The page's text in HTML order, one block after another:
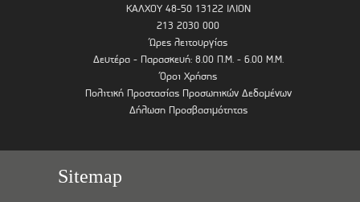
ΚΑΛΧΟΥ 48-50 13122 ΙΛΙΟΝ
213 2030 000
Ώρες λειτουργίας
Δευτέρα - Παρασκευή: 8.00 Π.Μ. - 6.00 Μ.Μ.
Όροι Χρήσης
Πολιτική Προστασίας Προσωπικών Δεδομένων
Δήλωση Προσβασιμότητας
Sitemap